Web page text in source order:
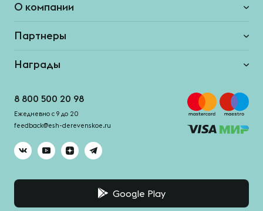
О компании
Партнеры
Награды
8 800 500 20 98
Ежедневно с 9 до 20
feedback@esh-derevenskoe.ru
Google Play